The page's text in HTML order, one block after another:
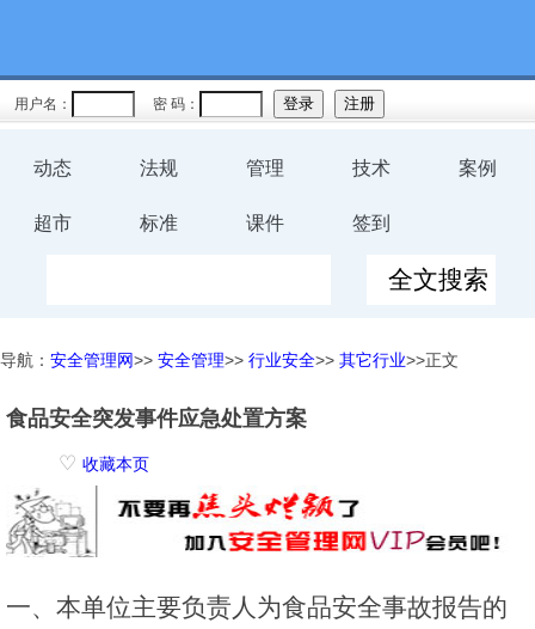
用户名： 密 码：
动态 法规 管理 技术 案例
超市 标准 课件 签到
导航： 安全管理网>> 安全管理>> 行业安全>> 其它行业>>正文
食品安全突发事件应急处置方案
♡ 收藏本页
一、本单位主要负责人为食品安全事故报告的